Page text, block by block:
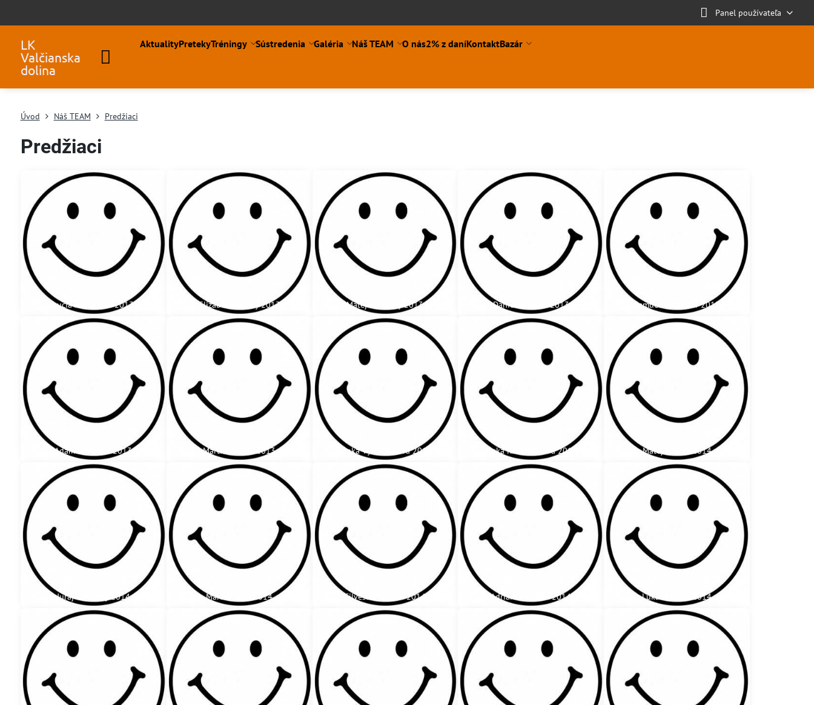
Panel používateľa
LK
Valčianska
dolina
AktualityPretekyTréningy Sústredenia Galéria Náš TEAM O nás2% z daníKontaktBazár
Úvod Náš TEAM Predžiaci
Predžiaci
Lucia Pavláková 2013 Elizabeth Trašky 2013 Matej Kostolný 2013 Daniel Jakubec 2013 Samuel Reištetter 2013
Adam Šmondrk 2013 Martin Koniar 2013 Lenka Vybošťoková 2014 Emka Reistetterová 2014 Matej Koniar 2014
Juraj Kostolný 2014 Martin Janík 2014 Silvester Sadloň 2014 Adrián Sládeček 2014 Lukáš Bakala 2014